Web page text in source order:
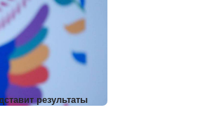
результаты